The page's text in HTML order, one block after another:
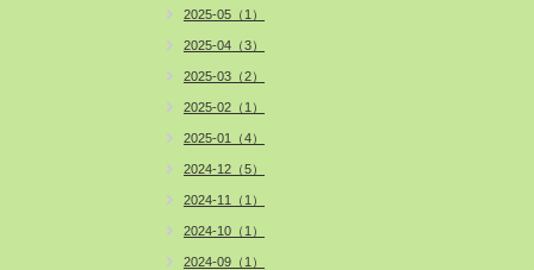
2025-05（1）
2025-04（3）
2025-03（2）
2025-02（1）
2025-01（4）
2024-12（5）
2024-11（1）
2024-10（1）
2024-09（1）